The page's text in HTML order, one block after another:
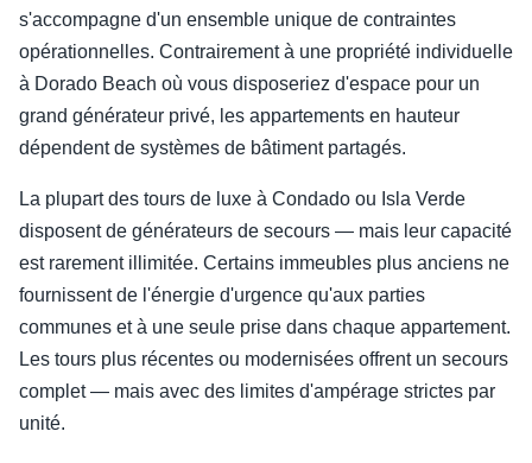
s'accompagne d'un ensemble unique de contraintes
opérationnelles. Contrairement à une propriété individuelle
à Dorado Beach où vous disposeriez d'espace pour un
grand générateur privé, les appartements en hauteur
dépendent de systèmes de bâtiment partagés.
La plupart des tours de luxe à Condado ou Isla Verde
disposent de générateurs de secours — mais leur capacité
est rarement illimitée. Certains immeubles plus anciens ne
fournissent de l'énergie d'urgence qu'aux parties
communes et à une seule prise dans chaque appartement.
Les tours plus récentes ou modernisées offrent un secours
complet — mais avec des limites d'ampérage strictes par
unité.